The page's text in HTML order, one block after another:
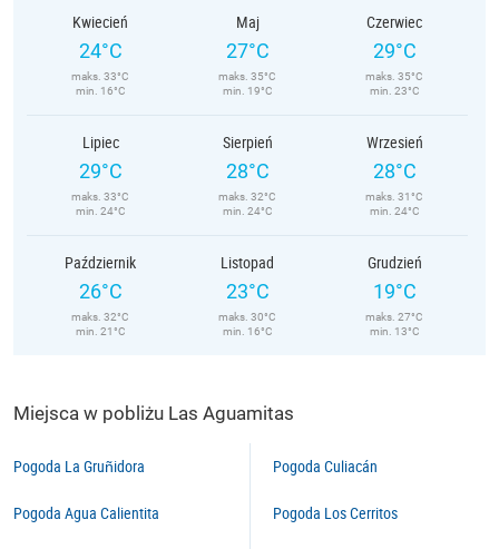
Kwiecień
24°C
maks. 33°C
min. 16°C
Maj
27°C
maks. 35°C
min. 19°C
Czerwiec
29°C
maks. 35°C
min. 23°C
Lipiec
29°C
maks. 33°C
min. 24°C
Sierpień
28°C
maks. 32°C
min. 24°C
Wrzesień
28°C
maks. 31°C
min. 24°C
Październik
26°C
maks. 32°C
min. 21°C
Listopad
23°C
maks. 30°C
min. 16°C
Grudzień
19°C
maks. 27°C
min. 13°C
Miejsca w pobliżu Las Aguamitas
Pogoda La Gruñidora
Pogoda Agua Calientita
Pogoda Culiacán
Pogoda Los Cerritos